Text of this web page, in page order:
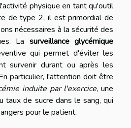
physique en tant qu'outil
de type 2, il est primordial de
nécessaires à la sécurité des
La surveillance glycémique
qui permet d'éviter les
survenir durant ou après les
particulier, l'attention doit être
induite par l'exercice, une
taux de sucre dans le sang, qui
pour le patient.